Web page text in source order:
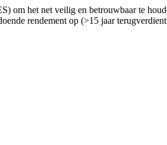
om het net veilig en betrouwbaar te
rendement op (>15 jaar